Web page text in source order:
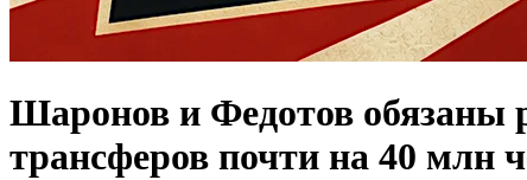
Шаронов и Федотов обязаны
трансферов почти на 40 млн